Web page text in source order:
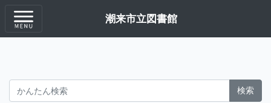
潮来市立図書館
検索